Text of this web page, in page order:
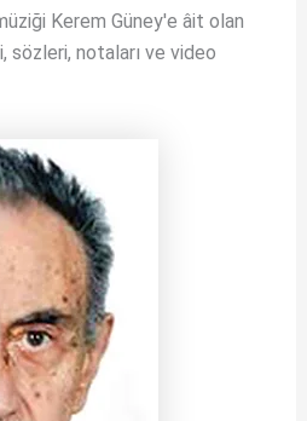
Kerem Güney'e âit olan
sözleri, notaları ve video